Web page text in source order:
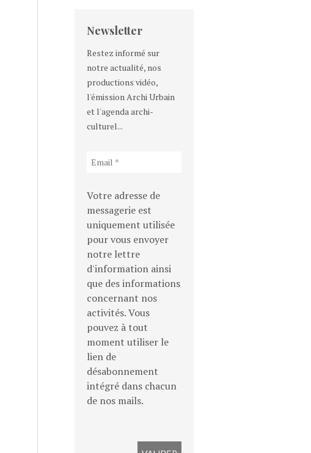
Newsletter
Restez informé sur
notre actualité, nos
productions vidéo,
l'émission Archi Urbain
et l'agenda archi-
culturel...
Votre adresse de
messagerie est
uniquement utilisée
pour vous envoyer
notre lettre
d'information ainsi
que des informations
concernant nos
activités. Vous
pouvez à tout
moment utiliser le
lien de
désabonnement
intégré dans chacun
de nos mails.